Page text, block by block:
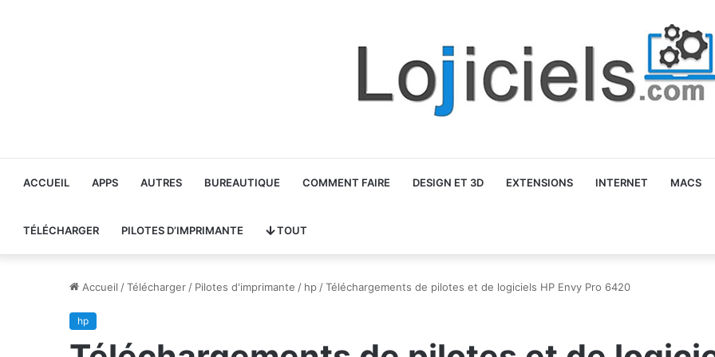
ACCUEIL APPS AUTRES BUREAUTIQUE COMMENT FAIRE DESIGN ET 3D EXTENSIONS INTERNET MACS
TÉLÉCHARGER PILOTES D’IMPRIMANTE TOUT
Accueil /Télécharger / Pilotes d'imprimante / hp /Téléchargements de pilotes et de logiciels HP Envy Pro 6420
hp